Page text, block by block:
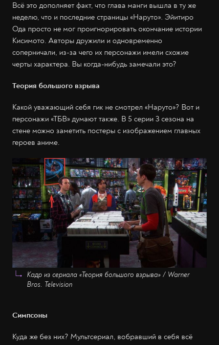
Всё это дополняет факт, что глава манги вышла в ту же
неделю, что и последние страницы «Наруто». Эйитиро
Ода просто не мог проигнорировать окончание истории
Кисимото. Авторы дружили и одновременно
соперничали, из-за чего их персонажи имели схожие
черты характера. Вы когда-нибудь замечали это?
Теория большого взрыва
Какой уважающий себя гик не смотрел «Наруто»? Вот и
персонажи «ТБВ» думают также. В 5 серии 3 сезона на
стене можно заметить постеры с изображением главных
героев аниме.
Кадр из сериала «Теория большого взрыва» / Warner
Bros. Television
Симпсоны
Куда же без них? Мультсериал, вобравший в себя всё